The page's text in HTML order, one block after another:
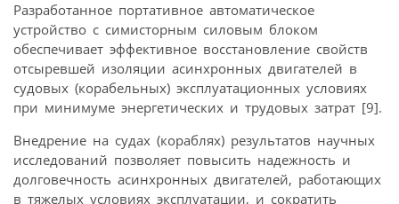
Разработанное портативное автоматическое
устройство с симисторным силовым блоком
обеспечивает эффективное восстановление свойств
отсыревшей изоляции асинхронных двигателей в
судовых (корабельных) эксплуатационных условиях
при минимуме энергетических и трудовых затрат [9].
Внедрение на судах (кораблях) результатов научных
исследований позволяет повысить надежность и
долговечность асинхронных двигателей, работающих
в тяжелых условиях эксплуатации, и сократить